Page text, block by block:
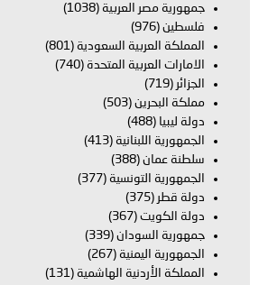
جمهورية مصر العربية (1038)
فلسطين (976)
المملكة العربية السعودية (801)
الامارات العربية المتحدة (740)
الجزائر (719)
مملكة البحرين (503)
دولة ليبيا (488)
الجمهورية اللبنانية (413)
سلطنة عمان (388)
الجمهورية التونسية (377)
دولة قطر (375)
دولة الكويت (367)
جمهورية السودان (339)
الجمهورية اليمنية (267)
المملكة الأردنية الهاشمية (131)